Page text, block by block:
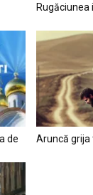
Rugăciunea
de
Aruncă grija